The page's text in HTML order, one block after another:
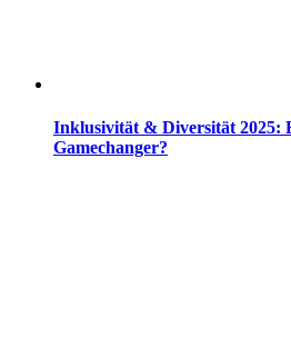
Inklusivität & Diversität 2025:
Gamechanger?